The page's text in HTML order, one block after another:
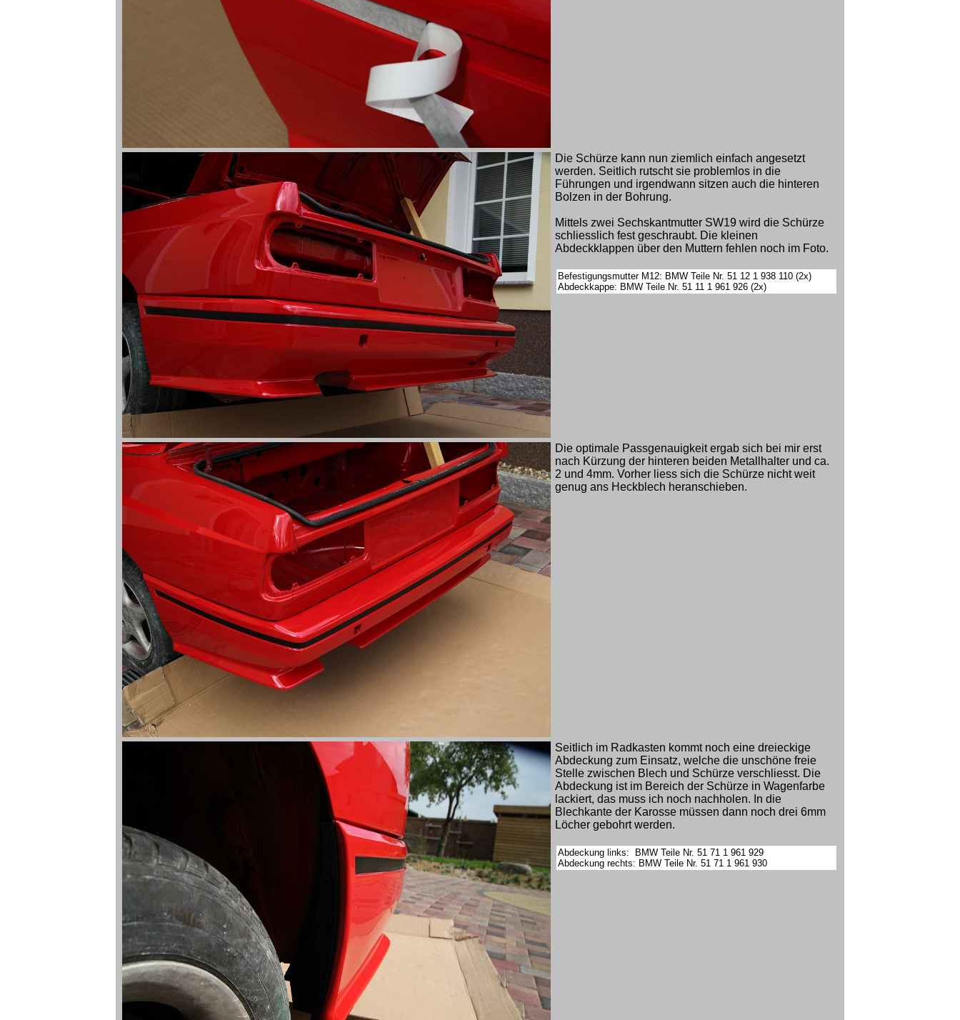
Die Schürze kann nun ziemlich einfach angesetzt
werden. Seitlich rutscht sie problemlos in die
Führungen und irgendwann sitzen auch die hinteren
Bolzen in der Bohrung.
Mittels zwei Sechskantmutter SW19 wird die Schürze
schliesslich fest geschraubt. Die kleinen
Abdeckklappen über den Muttern fehlen noch im Foto.
Befestigungsmutter M12: BMW Teile Nr. 51 12 1 938 110 (2x)
Abdeckkappe: BMW Teile Nr. 51 11 1 961 926 (2x)
Die optimale Passgenauigkeit ergab sich bei mir erst
nach Kürzung der hinteren beiden Metallhalter und ca.
2 und 4mm. Vorher liess sich die Schürze nicht weit
genug ans Heckblech heranschieben.
Seitlich im Radkasten kommt noch eine dreieckige
Abdeckung zum Einsatz, welche die unschöne freie
Stelle zwischen Blech und Schürze verschliesst. Die
Abdeckung ist im Bereich der Schürze in Wagenfarbe
lackiert, das muss ich noch nachholen. In die
Blechkante der Karosse müssen dann noch drei 6mm
Löcher gebohrt werden.
Abdeckung links: BMW Teile Nr. 51 71 1 961 929
Abdeckung rechts: BMW Teile Nr. 51 71 1 961 930